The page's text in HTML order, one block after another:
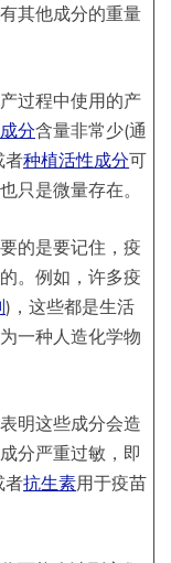
其他成分的重量
过程中使用的产
分含量非常少(通
者种植活性成分可
只是微量存在。
的是要记住，疫
。例如，许多疫
)，这些都是生活
一种人造化学物
明这些成分会造
分严重过敏，即
者抗生素用于疫苗